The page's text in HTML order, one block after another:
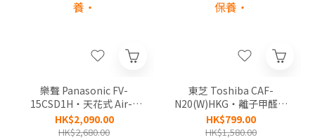
樂聲 Panasonic FV-
15CSD1H‧天花式 Air-e
nanoe® X 納米離子機‧香
港行貨,香港及澳門原廠1年
HK$2,090.00
HK$2,680.00
東芝 Toshiba CAF-
N20(W)HKG‧離子甲醛空
氣清新機‧約24平方米‧
香港行貨,香港及澳門原廠1
HK$799.00
HK$1,580.00